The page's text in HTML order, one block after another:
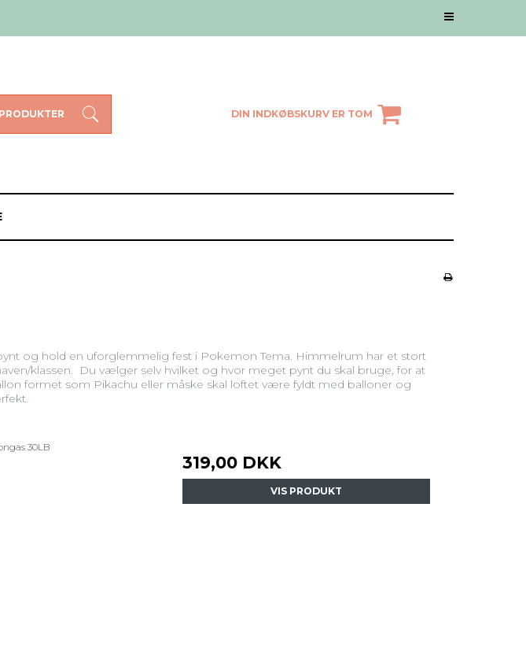
DIN INDKØBSKURV ER TOM
og hold en uforglemmelig fest i Pokemon Tema. Himmelrum har et stort
klassen. Du vælger selv hvilket og hvor meget pynt du skal bruge, for at
formet som Pikachu eller måske skal loftet være fyldt med balloner og
30LB
319,00 DKK
VIS PRODUKT